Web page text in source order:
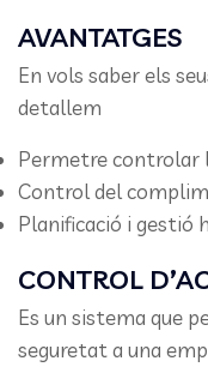
AVANTATGES
En vols saber els
detallem
Permetre controlar
Control del
Planificació i gestió
CONTROL
Es un sistema que
seguretat a una